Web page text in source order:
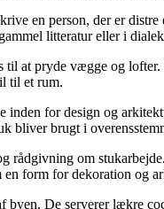
en person, der er
litteratur eller i
at pryde vægge og
til et rum.
inden for design og
bliver brugt i
rådgivning om
en form for dekoration og
byen. De serverer lækre